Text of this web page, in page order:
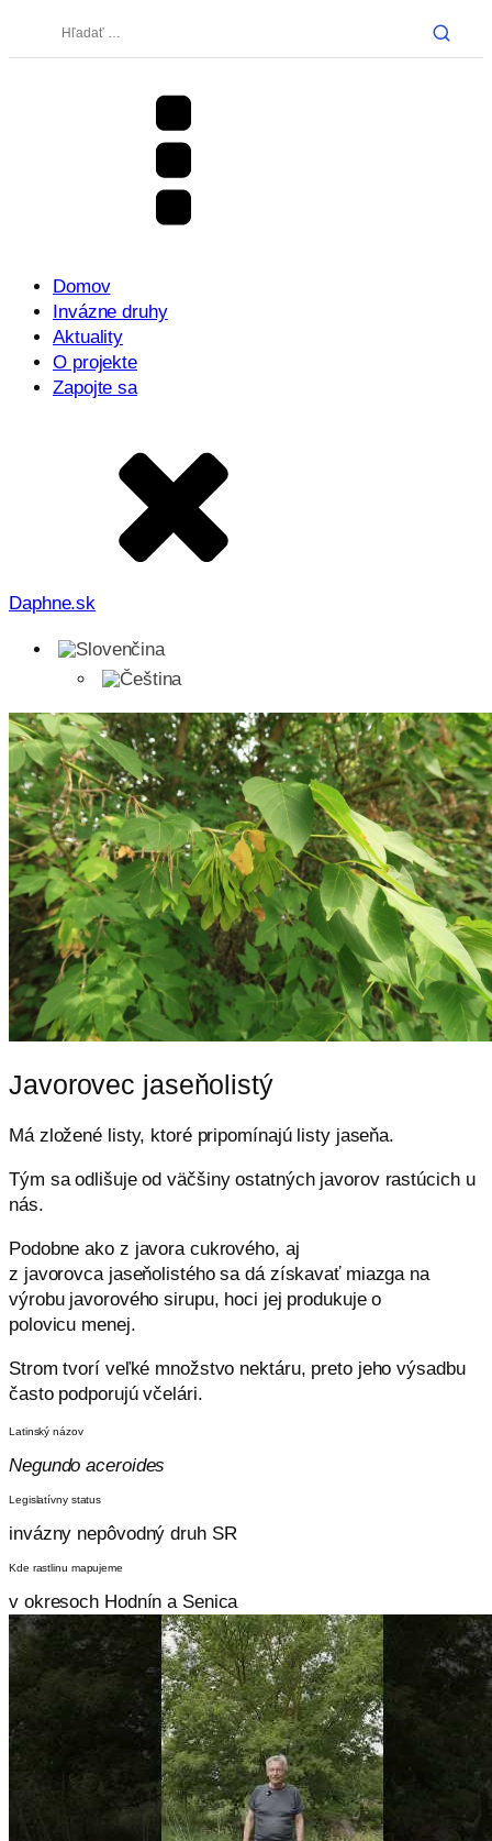
Hľadať:
Domov
Invázne druhy
Aktuality
O projekte
Zapojte sa
Daphne.sk
Javorovec jaseňolistý
Má zložené listy, ktoré pripomínajú listy jaseňa.
Tým sa odlišujeod väčšiny ostatných javorov rastúcich u
nás.
Podobne ako z javora cukrového, aj
z javorovca jaseňolistého sa dá získavať miazga na
výrobu javorového sirupu, hoci jej produkuje o
polovicu menej.
Strom tvorí veľké množstvo nektáru, preto jeho výsadbu
často podporujú včelári.
Latinský názov
Negundo aceroides
Legislatívny status
invázny nepôvodný druh SR
Kde rastlinu mapujeme
v okresoch Hodnín a Senica